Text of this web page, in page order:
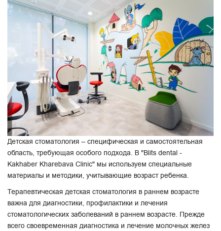
Детская стоматология – специфическая и самостоятельная
область, требующая особого подхода. В "Blits dental -
Kakhaber Kharebava Clinic" мы используем специальные
материалы и методики, учитывающие возраст ребенка.
Терапевтическая детская стоматология в раннем возрасте
важна для диагностики, профилактики и лечения
стоматологических заболеваний в раннем возрасте. Прежде
всего своевременная диагностика и лечение молочных желез